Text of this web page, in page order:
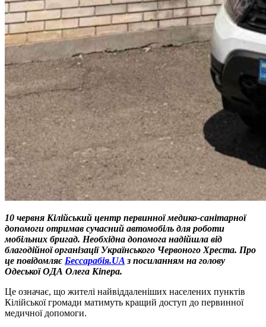
10 червня Кілійський центр первинної медико-санітарної
допомоги отримав сучасний автомобіль для роботи
мобільних бригад. Необхідна допомога надійшла від
благодійної організації Українського Червоного Хреста. Про
це повідомляє Бессарабія.UA з посиланням на голову
Одеської ОДА Олега Кіпера.
Це означає, що жителі найвіддаленіших населених пунктів
Кілійської громади матимуть кращий доступ до первинної
медичної допомоги.